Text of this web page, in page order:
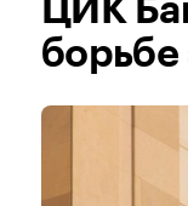
ЦИК
борьбе